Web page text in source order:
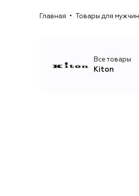
Главная Товары для мужчин
Все товары
Kiton